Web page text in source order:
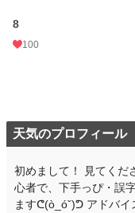
8
100
天気のプロフィール
初めまして！ 見てくだ
心者で、下手っぴ・誤
ますᕦ(ò_óˇ)ᕤ アドバ